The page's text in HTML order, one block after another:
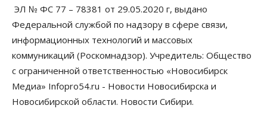
ЭЛ № ФС 77 – 78381 от 29.05.2020 г, выдано
Федеральной службой по надзору в сфере связи,
информационных технологий и массовых
коммуникаций (Роскомнадзор). Учредитель: Общество
с ограниченной ответственностью «Новосибирск
Медиа» Infopro54.ru - Новости Новосибирска и
Новосибирской области. Новости Сибири.